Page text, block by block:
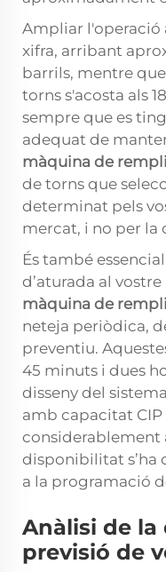
Ampliar l'operació
xifra, arribant
barrils, mentre
torns s'acosta als
sempre que es
adequat de
màquina de
de torns que
determinat pels
mercat, i no per la
És també
d’aturada al
màquina de
neteja periòdica,
preventiu.
45 minuts i dues
disseny del
amb capacitat
considerablement
disponibilitat s’ha
a la programació
Anàlisi de la
previsió de